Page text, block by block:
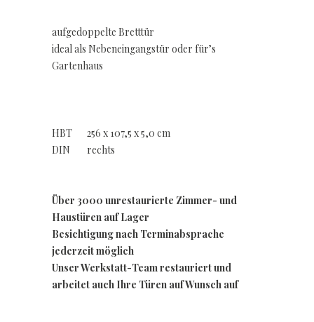
aufgedoppelte Bretttür
ideal als Nebeneingangstür oder für’s
Gartenhaus
HBT 256 x 107,5 x 5,0 cm
DIN rechts
Über 3000 unrestaurierte Zimmer- und
Haustüren auf Lager
Besichtigung nach Terminabsprache
jederzeit möglich
Unser Werkstatt-Team restauriert und
arbeitet auch Ihre Türen auf Wunsch auf